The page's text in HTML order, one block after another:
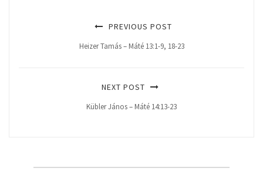
PREVIOUS POST
Heizer Tamás – Máté 13:1-9, 18-23
NEXT POST
Kübler János – Máté 14:13-23